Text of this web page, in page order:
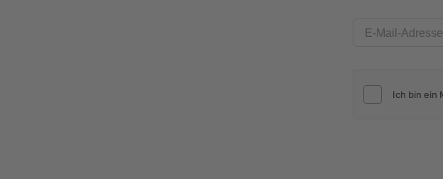
E-Mail-Adresse